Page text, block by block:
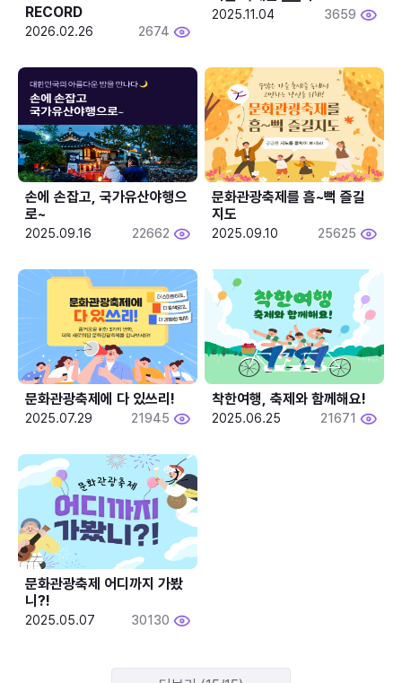
RECORD
2026.02.26 2674
2025.11.04 3659
손에 손잡고, 국가유산야행으
로~
2025.09.16 22662
문화관광축제를 흠~뻑 즐길
지도
2025.09.10 25625
문화관광축제에 다 있쓰리!
2025.07.29 21945
착한여행, 축제와 함께해요!
2025.06.25 21671
문화관광축제 어디까지 가봤
니?!
2025.05.07 30130